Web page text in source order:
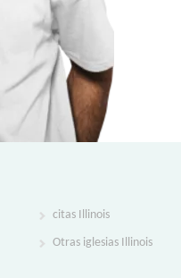
citas Illinois
Otras iglesias Illinois